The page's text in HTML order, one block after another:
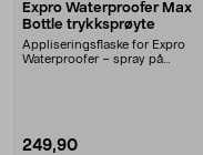
Expro Waterproofer Max
Bottle trykksprøyte
Appliseringsflaske for Expro
Waterproofer – spray på
249,90